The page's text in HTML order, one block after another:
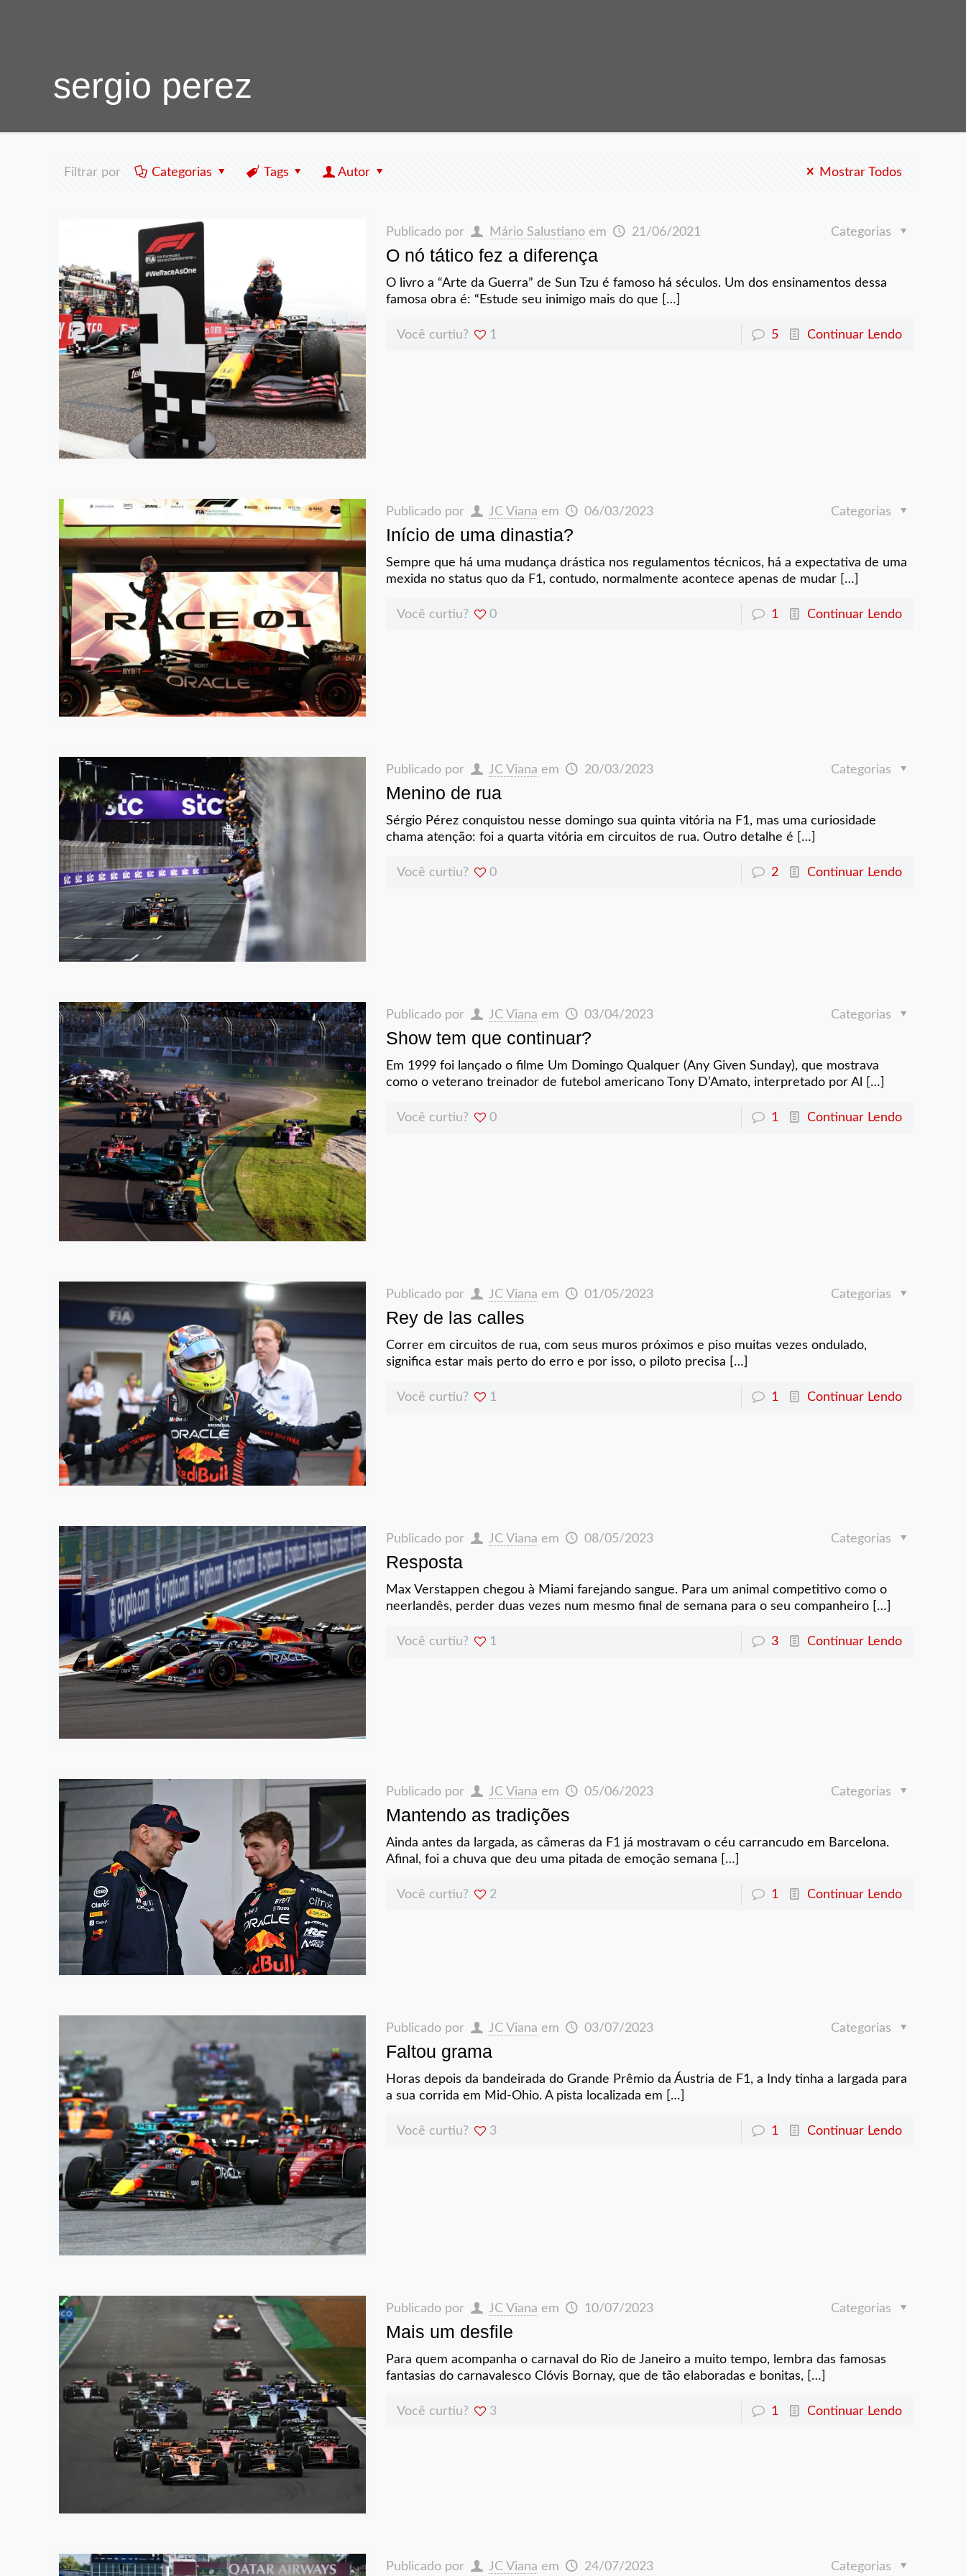
sergio perez
Filtrar por Categorias Tags Autor Mostrar Todos
Publicado por Mário Salustiano em 21/06/2021 Categorias
O nó tático fez a diferença
O livro a “Arte da Guerra” de Sun Tzu é famoso há séculos. Um dos ensinamentos dessa
famosa obra é: “Estude seu inimigo mais do que […]
Você curtiu? 1 5 Continuar Lendo
Publicado por JC Viana em 06/03/2023 Categorias
Início de uma dinastia?
Sempre que há uma mudança drástica nos regulamentos técnicos, há a expectativa de uma
mexida no status quo da F1, contudo, normalmente acontece apenas de mudar[…]
Você curtiu? 0 1 Continuar Lendo
Publicado por JC Viana em 20/03/2023 Categorias
Menino de rua
Sérgio Pérez conquistou nesse domingo sua quinta vitória na F1, mas uma curiosidade
chama atenção: foi a quarta vitória em circuitos de rua. Outro detalhe é […]
Você curtiu? 0 2 Continuar Lendo
Publicado por JC Viana em 03/04/2023 Categorias
Show tem que continuar?
Em 1999 foi lançado o filme Um Domingo Qualquer (Any Given Sunday), que mostrava
como o veterano treinador de futebol americano Tony D’Amato, interpretado por Al
[…]
Você curtiu? 0 1 Continuar Lendo
Publicado por JC Viana em 01/05/2023 Categorias
Rey de las calles
Correr em circuitos de rua, com seus muros próximos e piso muitas vezes ondulado,
significa estar mais perto do erro e por isso, o piloto precisa […]
Você curtiu? 1 1 Continuar Lendo
Publicado por JC Viana em 08/05/2023 Categorias
Resposta
Max Verstappen chegou à Miami farejando sangue. Para um animal competitivo como o
neerlandês, perder duas vezes num mesmo final de semana para o seu companheiro[…]
Você curtiu? 1 3 Continuar Lendo
Publicado por JC Viana em 05/06/2023 Categorias
Mantendo as tradições
Ainda antes da largada, as câmeras da F1 já mostravam o céu carrancudo em Barcelona.
Afinal, foi a chuva que deu uma pitada de emoção semana […]
Você curtiu? 2 1 Continuar Lendo
Publicado por JC Viana em 03/07/2023 Categorias
Faltou grama
Horas depois da bandeirada do Grande Prêmio da Áustria de F1, a Indy tinha a largada para
a sua corrida em Mid-Ohio. A pista localizada em […]
Você curtiu? 3 1 Continuar Lendo
Publicado por JC Viana em 10/07/2023 Categorias
Mais um desfile
Para quem acompanha o carnaval do Rio de Janeiro a muito tempo, lembra das famosas
fantasias do carnavalesco Clóvis Bornay, que de tão elaboradas e bonitas, […]
Você curtiu? 3 1 Continuar Lendo
Publicado por JC Viana em 24/07/2023 Categorias